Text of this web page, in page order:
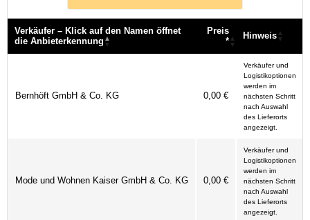
Verkäufer – Klick auf den Namen öffnet
die Anbieterkennung
Preis
*
Hinweis
Bernhöft GmbH & Co. KG 0,00 €
Verkäufer und
Logistikoptionen
werden im
nächsten Schritt
nach Auswahl
des Lieferorts
angezeigt.
Mode und Wohnen Kaiser GmbH & Co. KG 0,00 €
Verkäufer und
Logistikoptionen
werden im
nächsten Schritt
nach Auswahl
des Lieferorts
angezeigt.